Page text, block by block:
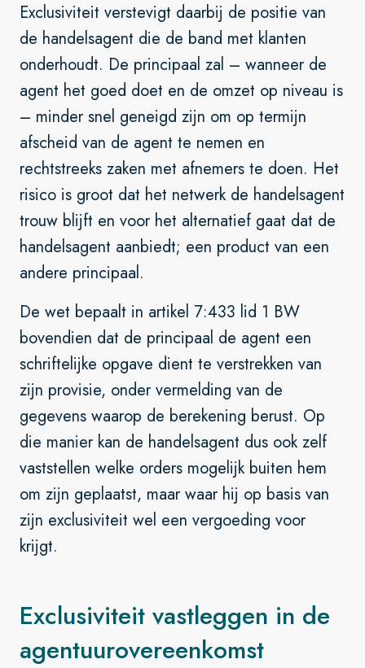
Exclusiviteit verstevigt daarbij de positie van
de handelsagent die de band met klanten
onderhoudt. De principaal zal – wanneer de
agent het goed doet en de omzet op niveau is
– minder snel geneigd zijn om op termijn
afscheid van de agent te nemen en
rechtstreeks zaken met afnemers te doen. Het
risico is groot dat het netwerk de handelsagent
trouw blijft en voor het alternatief gaat dat de
handelsagent aanbiedt; een product van een
andere principaal.
De wet bepaalt in artikel 7:433 lid 1 BW
bovendien dat de principaal de agent een
schriftelijke opgave dient te verstrekken van
zijn provisie, onder vermelding van de
gegevens waarop de berekening berust. Op
die manier kan de handelsagent dus ook zelf
vaststellen welke orders mogelijk buiten hem
om zijn geplaatst, maar waar hij op basis van
zijn exclusiviteit wel een vergoeding voor
krijgt.
Exclusiviteit vastleggen in de
agentuurovereenkomst